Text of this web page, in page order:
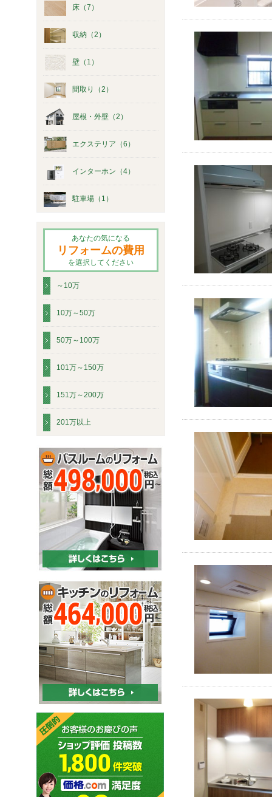
床（7）
収納（2）
壁（1）
間取り（2）
屋根・外壁（2）
エクステリア（6）
インターホン（4）
駐車場（1）
あなたの気になる
リフォームの費用
を選択してください
～10万
10万～50万
50万～100万
101万～150万
151万～200万
201万以上